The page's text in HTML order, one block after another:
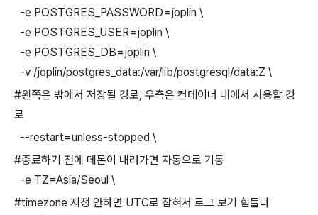
-e POSTGRES_PASSWORD=joplin \
-e POSTGRES_USER=joplin \
-e POSTGRES_DB=joplin \
-v /joplin/postgres_data:/var/lib/postgresql/data:Z \
#왼쪽은 밖에서 저장될 경로, 우측은 컨테이너 내에서 사용할 경
로
--restart=unless-stopped \
#종료하기 전에 데몬이 내려가면 자동으로 기동
-e TZ=Asia/Seoul \
#timezone 지정 안하면 UTC로 잡혀서 로그 보기 힘들다